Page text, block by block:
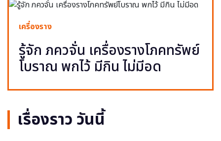
เครื่องราง
รู้จัก ภควจั่น เครื่องรางโภคทรัพย์
โบราณ พกไว้ มีกิน ไม่มีอด
เรื่องราว วันนี้